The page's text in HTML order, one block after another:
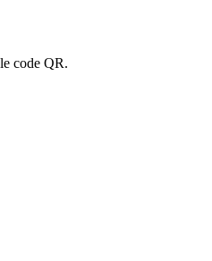
code QR.